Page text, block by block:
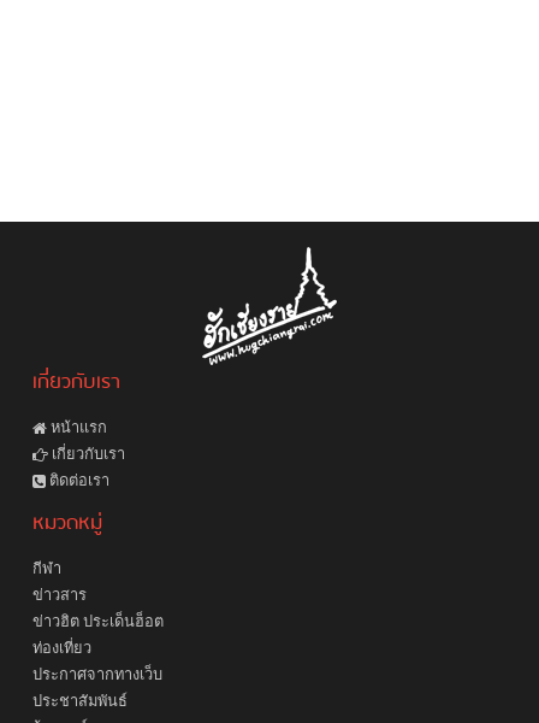
เกี่ยวกับเรา
หน้าแรก
เกี่ยวกับเรา
ติดต่อเรา
หมวดหมู่
กีฬา
ข่าวสาร
ข่าวฮิต ประเด็นฮ็อต
ท่องเที่ยว
ประกาศจากทางเว็บ
ประชาสัมพันธ์